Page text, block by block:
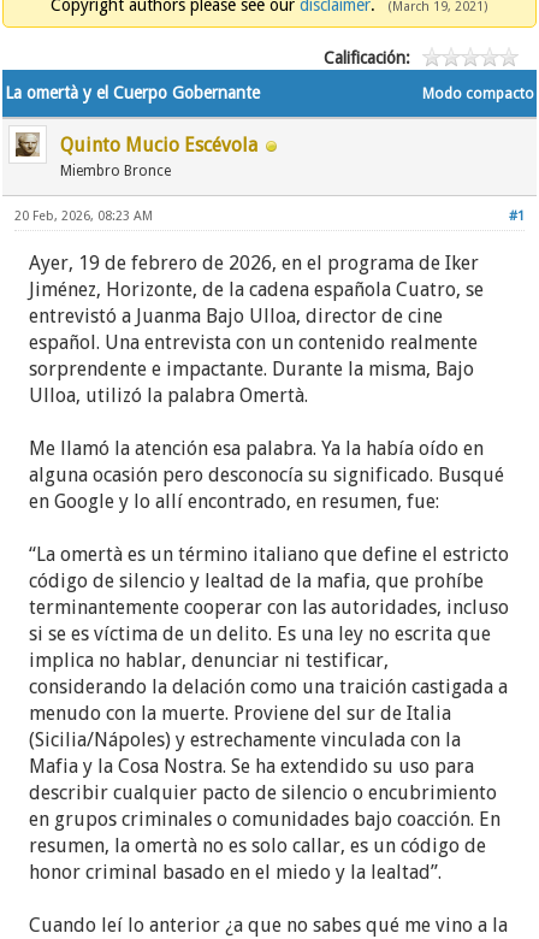
Copyright authors please see our disclaimer. (March 19, 2021)
Calificación:
Modo compacto
La omertà y el Cuerpo Gobernante
Quinto Mucio Escévola
Miembro Bronce
#1
20 Feb, 2026, 08:23 AM
Ayer, 19 de febrero de 2026, en el programa de Iker
Jiménez, Horizonte, de la cadena española Cuatro, se
entrevistó a Juanma Bajo Ulloa, director de cine
español. Una entrevista con un contenido realmente
sorprendente e impactante. Durante la misma, Bajo
Ulloa, utilizó la palabra Omertà.
Me llamó la atención esa palabra. Ya la había oído en
alguna ocasión pero desconocía su significado. Busqué
en Google y lo allí encontrado, en resumen, fue:
“La omertà es un término italiano que define el estricto
código de silencio y lealtad de la mafia, que prohíbe
terminantemente cooperar con las autoridades, incluso
si se es víctima de un delito. Es una ley no escrita que
implica no hablar, denunciar ni testificar,
considerando la delación como una traición castigada a
menudo con la muerte. Proviene del sur de Italia
(Sicilia/Nápoles) y estrechamente vinculada con la
Mafia y la Cosa Nostra. Se ha extendido su uso para
describir cualquier pacto de silencio o encubrimiento
en grupos criminales o comunidades bajo coacción. En
resumen, la omertà no es solo callar, es un código de
honor criminal basado en el miedo y la lealtad”.
Cuando leí lo anterior ¿a que no sabes qué me vino a la